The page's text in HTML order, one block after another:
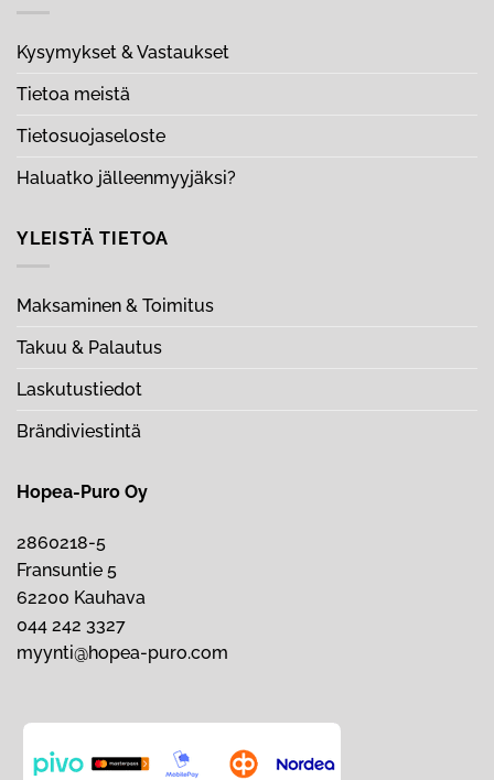
Kysymykset & Vastaukset
Tietoa meistä
Tietosuojaseloste
Haluatko jälleenmyyjäksi?
YLEISTÄ TIETOA
Maksaminen & Toimitus
Takuu & Palautus
Laskutustiedot
Brändiviestintä
Hopea-Puro Oy
2860218-5
Fransuntie 5
62200 Kauhava
044 242 3327
myynti@hopea-puro.com